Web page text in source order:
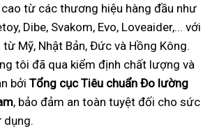
từ các thương hiệu hàng đầu như
Dibe, Svakom, Evo, Loveaider,... với
Mỹ, Nhật Bản, Đức và Hồng Kông.
tôi đã qua kiểm định chất lượng và
bởi Tổng cục Tiêu chuẩn Đo lường
, bảo đảm an toàn tuyệt đối cho sức
dụng.